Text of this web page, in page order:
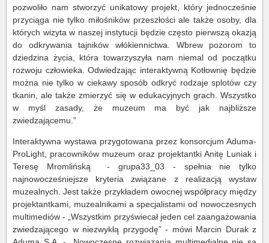
pozwoliło nam stworzyć unikatowy projekt, który jednocześnie
przyciąga nie tylko miłośników przeszłości ale także osoby, dla
których wizyta w naszej instytucji będzie często pierwszą okazją
do odkrywania tajników włókiennictwa. Wbrew pozorom to
dziedzina życia, która towarzyszyła nam niemal od początku
rozwoju człowieka. Odwiedzając interaktywną Kotłownię będzie
można nie tylko w ciekawy sposób odkryć rodzaje splotów czy
tkanin, ale także zmierzyć się w edukacyjnych grach. Wszystko
w myśl zasady, że muzeum ma być jak najbliższe
zwiedzającemu.”
Interaktywna wystawa przygotowana przez konsorcjum Aduma-
ProLight, pracowników muzeum oraz projektantki Anitę Luniak i
Teresę Mromlińską - grupa33_03 - spełnia nie tylko
najnowocześniejsze kryteria związane z realizacją wystaw
muzealnych. Jest także przykładem owocnej współpracy między
projektantkami, muzealnikami a specjalistami od nowoczesnych
multimediów - „Wszystkim przyświecał jeden cel zaangażowania
zwiedzającego w niezwykłą przygodę” - mówi Marcin Durak z